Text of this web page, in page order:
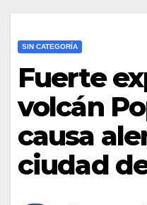
SIN CATEGORÍA
Fuerte
volcán
causa
ciudad